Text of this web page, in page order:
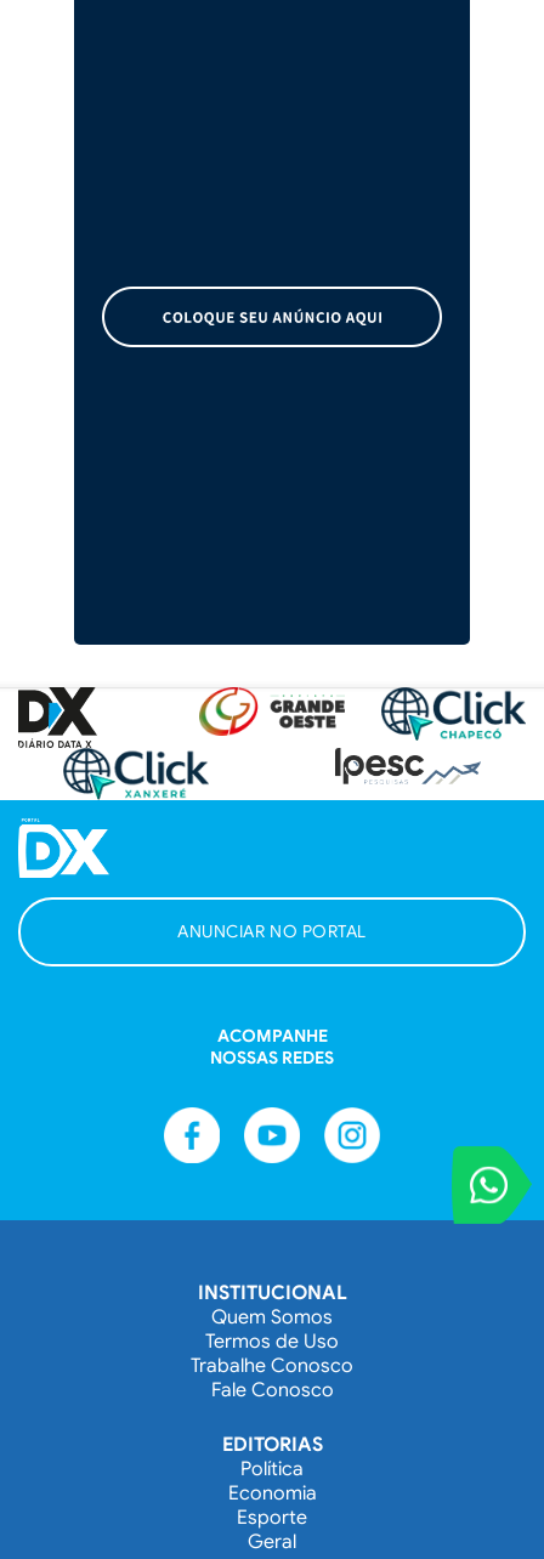
VOCÊ
Entre em
ANUNCIAR NO PORTAL
ACOMPANHE
NOSSAS REDES
INSTITUCIONAL
Quem Somos
Termos de Uso
Trabalhe Conosco
Fale Conosco
EDITORIAS
Política
Economia
Esporte
Geral